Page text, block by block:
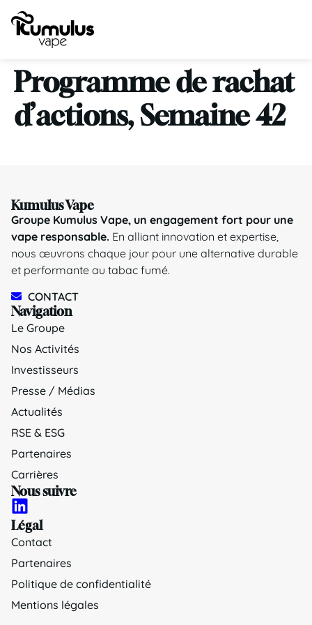
Programme de rachat
d’actions, Semaine 42
Kumulus Vape
Groupe Kumulus Vape, un engagement fort pour une
vape responsable. En alliant innovation et expertise,
nous œuvrons chaque jour pour une alternative durable
et performante au tabac fumé.
CONTACT
Navigation
Le Groupe
Nos Activités
Investisseurs
Presse / Médias
Actualités
RSE & ESG
Partenaires
Carrières
Nous suivre
Légal
Contact
Partenaires
Politique de confidentialité
Mentions légales